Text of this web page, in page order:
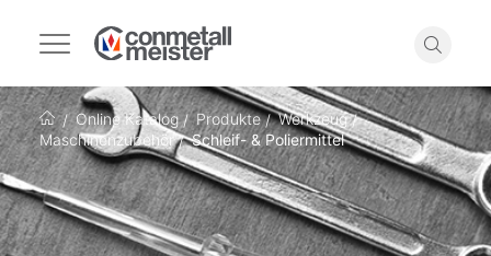
Navigation
umschalten
Suche
StartseiteOnline Katalog Produkte
Werkzeug
Maschinenzubehör
Schleif- & Poliermittel